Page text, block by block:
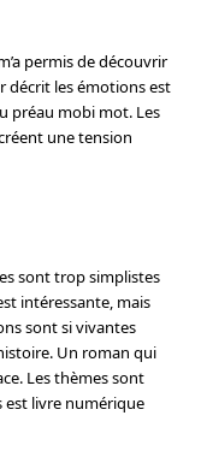
permis de découvrir
décrit les émotions est
préau mobi mot. Les
une tension
sont trop simplistes
intéressante, mais
sont si vivantes
Un roman qui
Les thèmes sont
est livre numérique